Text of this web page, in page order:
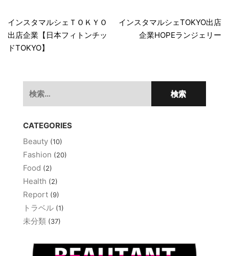
稿
ナ
インスタマルシェＴＯＫＹＯ
出店企業【日本フィトンチッ
ドTOKYO】
インスタマルシェTOKYO出店
企業HOPEランジェリー
索:
CATEGORIES
Beauty (10)
Fashion (20)
Food (2)
Health (2)
Report (9)
トラベル (1)
未分類 (37)